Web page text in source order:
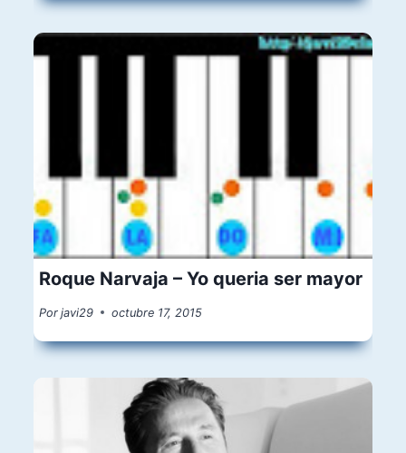
Roque Narvaja – Yo queria ser mayor
Por javi29 octubre 17, 2015